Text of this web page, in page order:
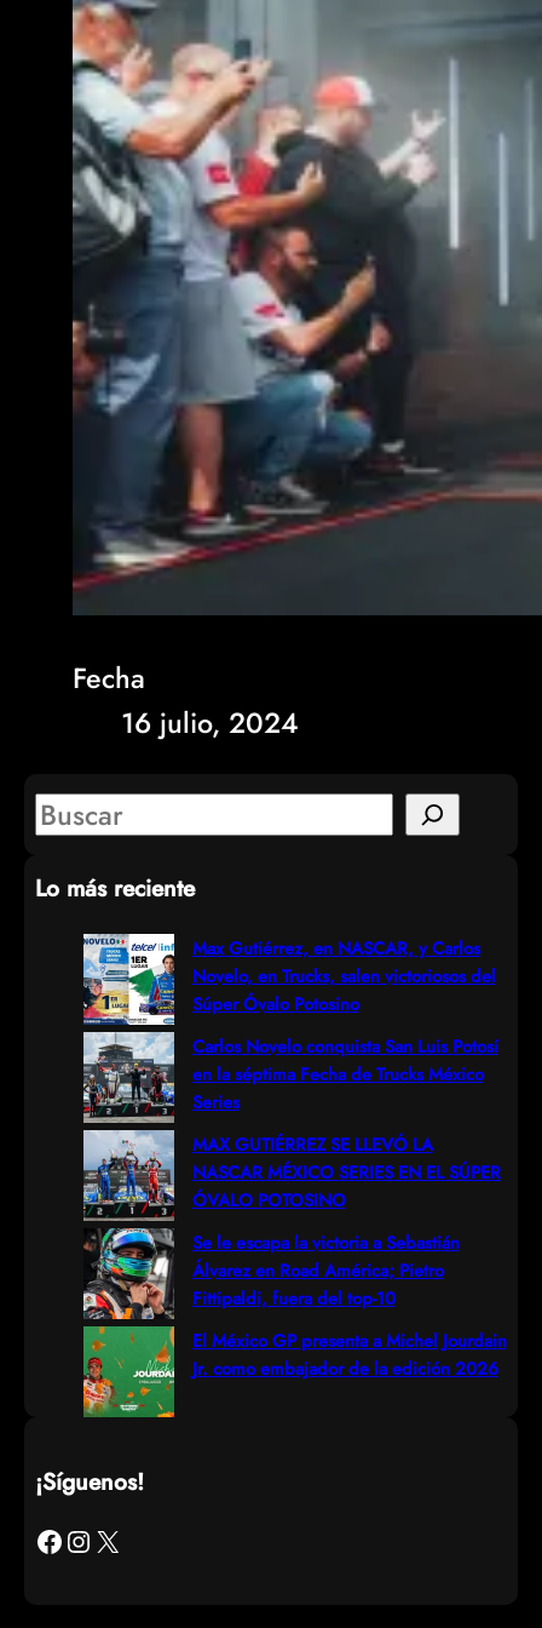
Fecha
16 julio, 2024
S
a
Lo más reciente
Max Gutiérrez, en NASCAR, y Carlos
Novelo, en Trucks, salen victoriosos del
Súper Óvalo Potosino
Carlos Novelo conquista San Luis Potosí
en la séptima Fecha de Trucks México
Series
MAX GUTIÉRREZ SE LLEVÓ LA
NASCAR MÉXICO SERIES EN EL SÚPER
ÓVALO POTOSINO
Se le escapa la victoria a Sebastián
Álvarez en Road América; Pietro
Fittipaldi, fuera del top-10
El México GP presenta a Michel Jourdain
Jr. como embajador de la edición 2026
¡Síguenos!
Facebook Instagram X